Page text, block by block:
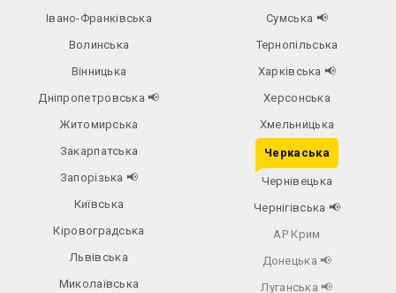
Івано-Франківська
Волинська
Вінницька
Дніпропетровська📢
Житомирська
Закарпатська
Запорізька 📢
Київська
Кіровоградська
Львівська
Миколаївська
Сумська 📢
Тернопільська
Харківська 📢
Херсонська
Хмельницька
Черкаська
Чернівецька
Чернігівська 📢
АР Крим
Донецька 📢
Луганська 📢